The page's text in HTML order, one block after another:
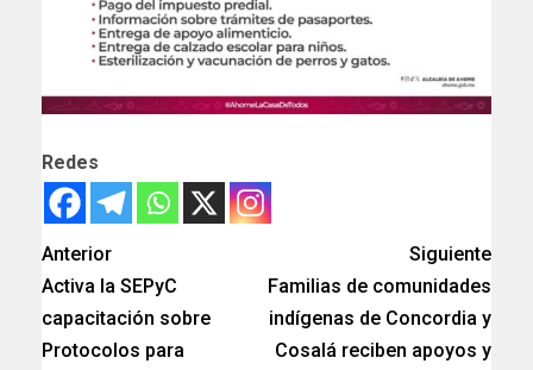
Redes
Anterior
Activa la SEPyC
capacitación sobre
Protocolos para
Siguiente
Familias de comunidades
indígenas de Concordia y
Cosalá reciben apoyos y